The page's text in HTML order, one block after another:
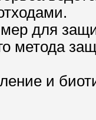
для
метода
и